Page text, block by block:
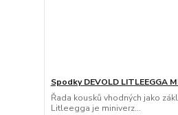
Spodky DEVOLD LITLEEGGA
Řada kousků vhodných jako
Litleegga je miniverz...